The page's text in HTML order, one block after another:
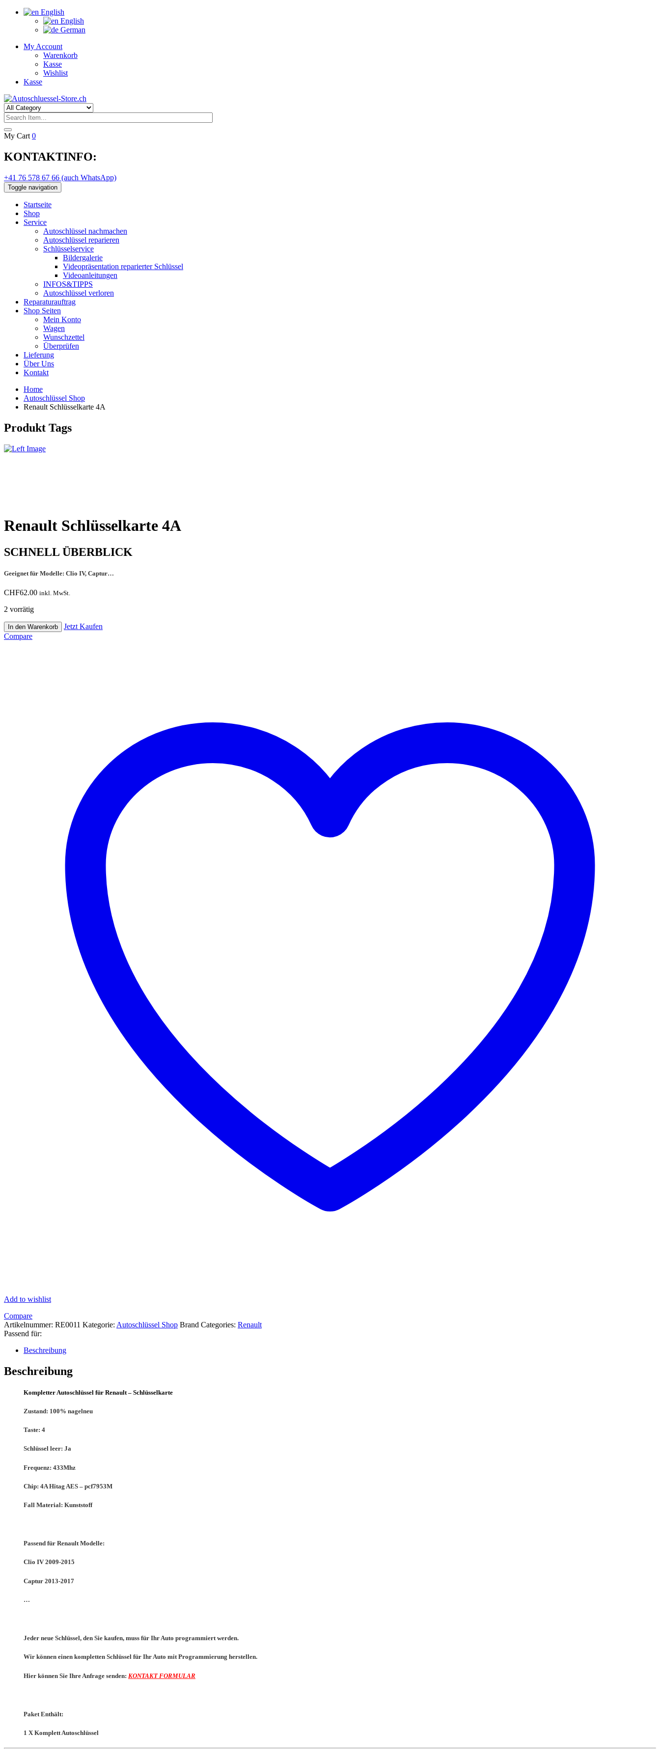
English
English
German
My Account
Warenkorb
Kasse
Wishlist
Kasse
My Cart 0
KONTAKTINFO:
+41 76 578 67 66 (auch WhatsApp)
Toggle navigation
Startseite
Shop
Service
Autoschlüssel nachmachen
Autoschlüssel reparieren
Schlüsselservice
Bildergalerie
Videopräsentation reparierter Schlüssel
Videoanleitungen
INFOS&TIPPS
Autoschlüssel verloren
Reparaturauftrag
Shop Seiten
Mein Konto
Wagen
Wunschzettel
Überprüfen
Lieferung
Über Uns
Kontakt
Home
Autoschlüssel Shop
Renault Schlüsselkarte 4A
Produkt Tags
Renault Schlüsselkarte 4A
SCHNELL ÜBERBLICK
Geeignet für Modelle: Clio IV, Captur…
CHF62.00 inkl. MwSt.
2 vorrätig
Renault
Schlüsselkarte
In den Warenkorb
Jetzt Kaufen
Compare
Add to wishlist
Compare
Artikelnummer: RE0011 Kategorie: Autoschlüssel Shop Brand Categories: Renault
Passend für:
Beschreibung
Beschreibung
Kompletter Autoschlüssel für Renault – Schlüsselkarte
Zustand: 100% nagelneu
Taste: 4
Schlüssel leer: Ja
Frequenz: 433Mhz
Chip: 4A Hitag AES – pcf7953M
Fall Material: Kunststoff
Passend für Renault Modelle:
Clio IV2009-2015
Captur 2013-2017
…
Jeder neue Schlüssel, den Sie kaufen, muss für Ihr Auto programmiert werden.
Wir können einen kompletten Schlüssel für Ihr Auto mit Programmierung herstellen.
Hier können Sie Ihre Anfrage senden: KONTAKT FORMULAR
Paket Enthält:
1 X Komplett Autoschlüssel